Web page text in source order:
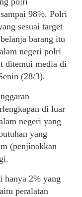
98%. Polri
sesuai target
barang itu
negeri polri
ditemui media di
(28/3).
di luar
negeri yang
yang
(penjinakkan
hanya 2% yang
peralatan